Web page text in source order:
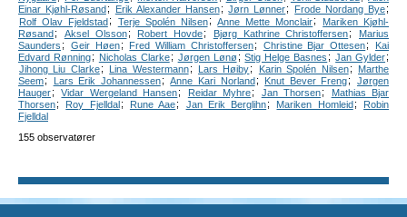
Einar Kjøhl-Røsand ; Erik Alexander Hansen ; Jørn Lønner; Frode Nordang Bye;
Rolf Olav Fjeldstad; Terje Spolén Nilsen ; Anne Mette Monclair;
Mariken Kjøhl-
Røsand; Aksel Olsson ; Robert Hovde; Bjørg Kathrine Christoffersen;
Marius
Saunders ; Geir Høen ; Fred William Christoffersen; Christine Bjar Ottesen;
Kai
Edvard Rønning; Nicholas Clarke; Jørgen Lønø ; Stig Helge Basnes ; Jan Gylder;
Jihong Liu Clarke; Lina Westermann; Lars Høiby; Karin Spolén Nilsen;
Marthe
Seem; Lars Erik Johannessen; Anne Kari Norland; Knut Bever Freng; Jørgen
Hauger; Vidar Wergeland Hansen; Reidar Myhre; Jan Thorsen;
Mathias Bjar
Thorsen; Roy Fjelldal; Rune Aae; Jan Erik Berglihn; Mariken Homleid;
Robin
Fjelldal
155 observatører